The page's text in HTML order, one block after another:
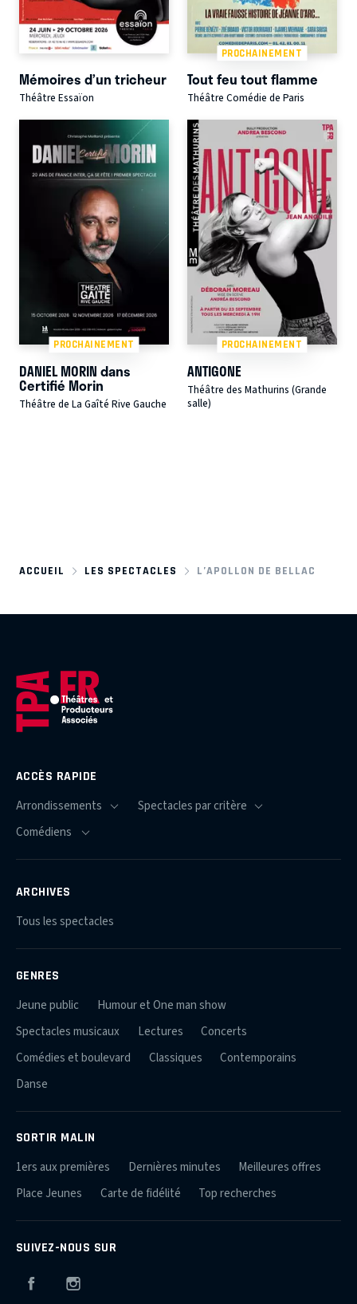
Mémoires d’un tricheur
Théâtre Essaïon
PROCHAINEMENT
Tout feu tout flamme
Théâtre Comédie de Paris
PROCHAINEMENT
DANIEL MORIN dans
Certifié Morin
Théâtre de La Gaîté Rive Gauche
PROCHAINEMENT
ANTIGONE
Théâtre des Mathurins (Grande
salle)
ACCUEIL LES SPECTACLES L’APOLLON DE BELLAC
ACCÈS RAPIDE
ARCHIVES
Tous les spectacles
GENRES
Jeune public
Humour et One man show
Spectacles musicaux
Lectures
Concerts
Comédies et boulevard
Classiques
Contemporains
Danse
SORTIR MALIN
1ers aux premières Dernières minutes
Meilleures offres
Place Jeunes
Carte de fidélité Top recherches
SUIVEZ-NOUS SUR
Facebook